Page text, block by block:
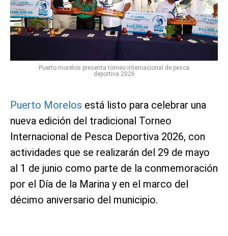
Puerto morelos presenta torneo internacional de pesca
deportiva 2026
Puerto Morelos está listo para celebrar una
nueva edición del tradicional Torneo
Internacional de Pesca Deportiva 2026, con
actividades que se realizarán del 29 de mayo
al 1 de junio como parte de la conmemoración
por el Día de la Marina y en el marco del
décimo aniversario del municipio.